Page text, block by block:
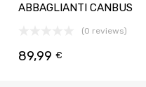
ABBAGLIANTI CANBUS
(0 reviews)
89,99 €